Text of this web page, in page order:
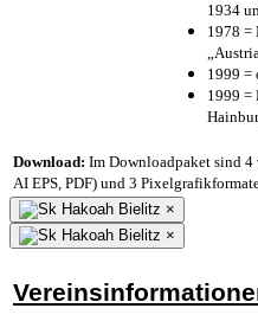
1934
1978 =
1999 =
1999 =
Download: Im Downloadpaket sind
AI EPS, PDF) und 3
×
×